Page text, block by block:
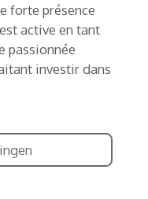
forte présence
active en tant
passionnée
investir dans